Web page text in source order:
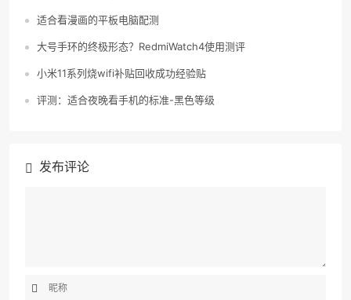
适合看漫画的平板电脑配测
大号手环的终极形态？RedmiWatch4使用测评
小米11系列烧wifi补贴回收成功经验贴
评测：适合夜晚看手机的标准-黑色等级
发布评论